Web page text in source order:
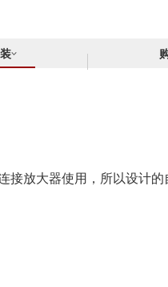
接放大器使用，所以设计